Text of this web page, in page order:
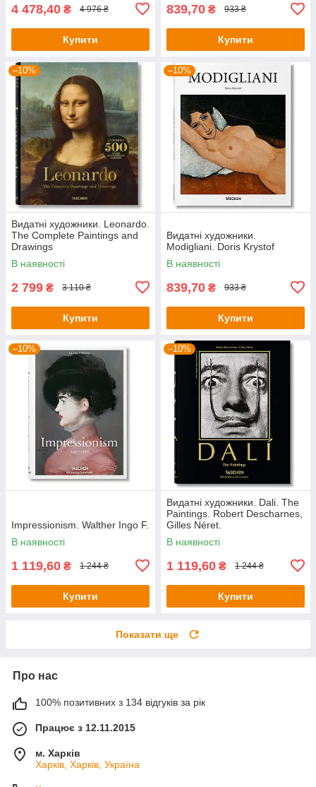
4 478,40 ₴ 4 976 ₴
Купити
839,70 ₴ 933 ₴
Купити
–10%
Видатні художники. Leonardo.
The Complete Paintings and
Drawings
В наявності
2 799 ₴ 3 110 ₴
Купити
–10%
Видатні художники.
Modigliani. Doris Krystof
В наявності
839,70 ₴ 933 ₴
Купити
–10%
Impressionism. Walther Ingo F.
В наявності
1 119,60 ₴ 1 244 ₴
Купити
–10%
Видатні художники. Dali. The
Paintings. Robert Descharnes,
Gilles Néret.
В наявності
1 119,60 ₴ 1 244 ₴
Купити
Показати ще
Про нас
100% позитивних з 134 відгуків за рік
Працює з 12.11.2015
м. Харків
Харків, Харків, Україна